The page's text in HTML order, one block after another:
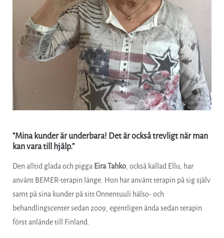
”Mina kunder är underbara! Det är också trevligt när man
kan vara till hjälp.”
Den alltid glada och pigga Eira Tahko, också kallad Ellu, har
använt BEMER-terapin länge. Hon har använt terapin på sig själv
samt på sina kunder på sitt Onnentuuli hälso- och
behandlingscenter sedan 2009, egentligen ända sedan terapin
först anlände till Finland.